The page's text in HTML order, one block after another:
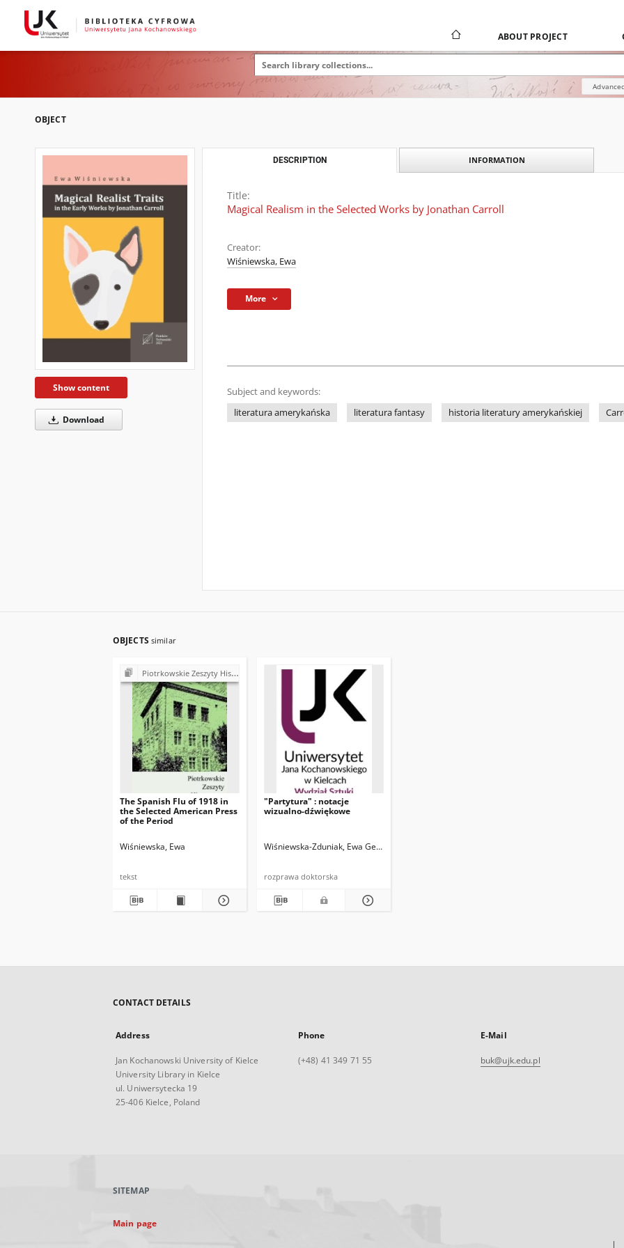
ABOUT PROJECT
OBJECT
Show content
Download
DESCRIPTION INFORMATION
Title:
Magical Realism in the Selected Works by Jonathan Carroll
Creator:
Wiśniewska, Ewa
More
Subject and keywords:
literatura amerykańska
literatura fantasy historia literatury amerykańskiej
OBJECTS similar
Piotrkowskie Zeszyty Historyczne
The Spanish Flu of 1918 in
the Selected American Press
of the Period
Wiśniewska, Ewa
tekst
"Partytura" : notacje
wizualno-dźwiękowe
Wiśniewska-Zduniak, Ewa Genowefa
rozprawa doktorska
CONTACT DETAILS
Address
Jan Kochanowski University of Kielce
University Library in Kielce
ul. Uniwersytecka 19
25-406 Kielce, Poland
Phone
(+48) 41 349 71 55
E-Mail
buk@ujk.edu.pl
SITEMAP
Main page